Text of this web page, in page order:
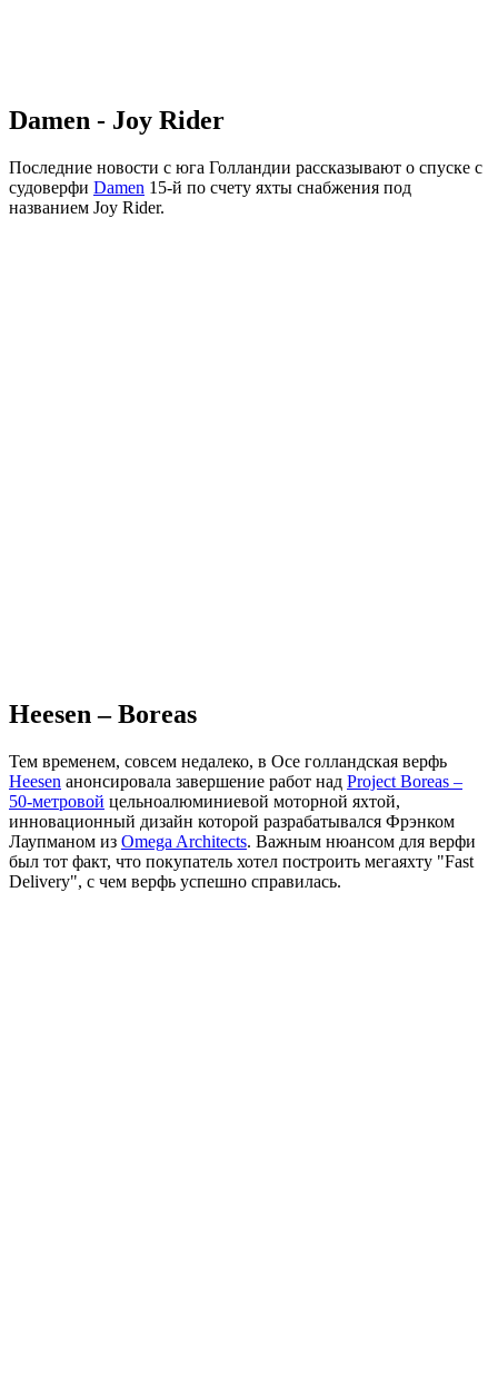
Damen - Joy Rider
Последние новости с юга Голландии рассказывают о спуске с
судоверфи Damen 15-й по счету яхты снабжения под
названием Joy Rider.
Heesen – Boreas
Тем временем, совсем недалеко, в Осе голландская верфь
Heesen анонсировала завершение работ над Project Boreas –
50-метровой цельноалюминиевой моторной яхтой,
инновационный дизайн которой разрабатывался Фрэнком
Лаупманом из Omega Architects. Важным нюансом для верфи
был тот факт, что покупатель хотел построить мегаяхту "Fast
Delivery", с чем верфь успешно справилась.